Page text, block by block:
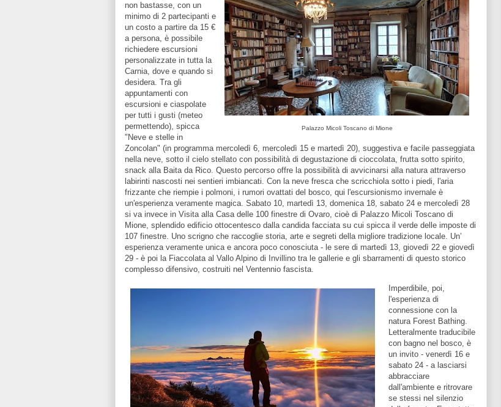
Palazzo Micoli Toscano di Mione
non bastasse, con un
minimo di 2 partecipanti e
un costo a partire da 15 €
a persona, è possibile
richiedere escursioni
personalizzate in tutta la
Carnia, dove e quando si
desidera. Tra gli
appuntamenti con
escursioni e ciaspolate
per tutti i gusti (meteo
permettendo), spicca
"Neve e stelle in
Zoncolan" (in programma mercoledì 6, mercoledì 15 e martedì 20), suggestiva e facile passeggiata
nella neve, sotto il cielo stellato con possibilità di degustazione di cioccolata, frutta sotto spirito,
snack alla Baita da Rico. Questo percorso offre la possibilità di avvicinarsi alla natura attraverso
labirinti nascosti nei sentieri imbiancati. Con la neve fresca che scricchiola sotto i piedi, l'aria
frizzante che riempie i polmoni, i rumori ovattati del bosco, qui l'escursionismo invernale è
un'esperienza veramente magica. Sabato 10, martedì 13, domenica 18, sabato 24 e mercoledì 28
si va invece in Visita alla Casa delle 100 finestre di Ovaro, cioè di Palazzo Micoli Toscano di
Mione, splendido edificio ottocentesco dalla candida facciata su cui spicca il verde delle imposte di
107 finestre. Uno scrigno che raccoglie storia, arte e segreti della migliore tradizione locale. Un’
esperienza veramente unica e ancora poco conosciuta - le sere di martedì 13, giovedì 22 e giovedì
29 - è poi la Fiaccolata al Vallo Alpino di Invillino tra le gallerie e gli sbarramenti di questo storico
complesso difensivo, costruiti nel Ventennio fascista.
Imperdibile, poi,
l'esperienza di
connessione con la
natura Forest Bathing.
Letteralmente traducibile
con bagno nel bosco, è
un invito - venerdì 16 e
sabato 24 - a lasciarsi
abbracciare
dall'ambiente e ritrovare
se stessi nel silenzio